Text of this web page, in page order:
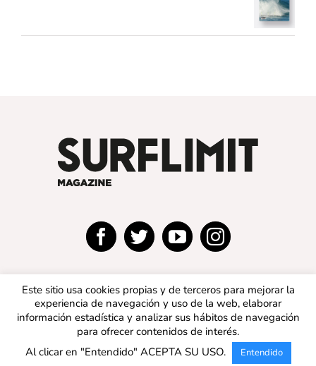
© 2019 SURFLIMIT MAGAZINE ESPAÑA | Todos los
derechos reservados |Aviso legal|Política de privacidad|
Este sitio usa cookies propias y de terceros para mejorar la
experiencia de navegación y uso de la web, elaborar
información estadística y analizar sus hábitos de navegación
para ofrecer contenidos de interés.
Al clicar en "Entendido" ACEPTA SU USO.
Entendido